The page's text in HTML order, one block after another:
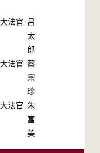
大法官 呂
太
郎
大法官 蔡
宗
珍
大法官 朱
富
美